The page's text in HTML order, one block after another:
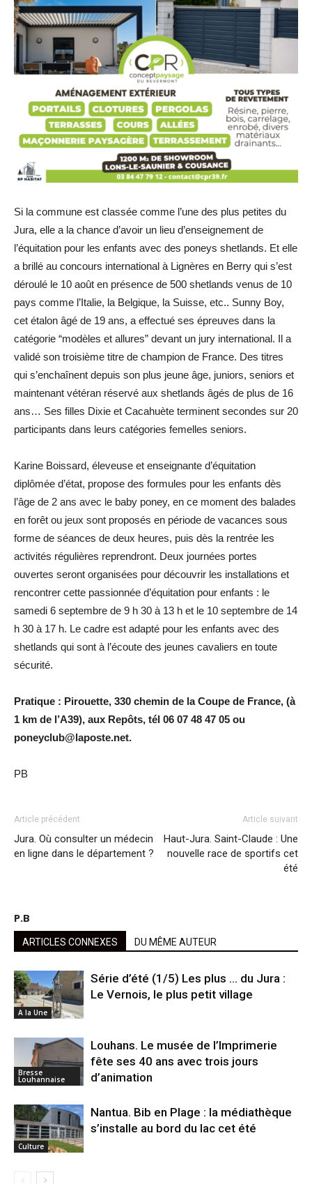
Si la commune est classée comme l’une des plus petites du
Jura, elle a la chance d’avoir un lieu d’enseignement de
l’équitation pour les enfants avec des poneys shetlands. Et elle
a brillé au concours international à Lignères en Berry qui s’est
déroulé le 10 août en présence de 500 shetlands venus de 10
pays comme l’Italie, la Belgique, la Suisse, etc.. Sunny Boy,
cet étalon âgé de 19 ans, a effectué ses épreuves dans la
catégorie “modèles et allures” devant un jury international. Il a
validé son troisième titre de champion de France. Des titres
qui s’enchaînent depuis son plus jeune âge, juniors, seniors et
maintenant vétéran réservé aux shetlands âgés de plus de 16
ans… Ses filles Dixie et Cacahuète terminent secondes sur 20
participants dans leurs catégories femelles seniors.
Karine Boissard, éleveuse et enseignante d’équitation
diplômée d’état, propose des formules pour les enfants dès
l’âge de 2 ans avec le baby poney, en ce moment des balades
en forêt ou jeux sont proposés en période de vacances sous
forme de séances de deux heures, puis dès la rentrée les
activités régulières reprendront. Deux journées portes
ouvertes seront organisées pour découvrir les installations et
rencontrer cette passionnée d’équitation pour enfants : le
samedi 6 septembre de 9 h 30 à 13 h et le 10 septembre de 14
h 30 à 17 h. Le cadre est adapté pour les enfants avec des
shetlands qui sont à l’écoute des jeunes cavaliers en toute
sécurité.
Pratique : Pirouette, 330 chemin de la Coupe de France, (à
1 km de l’A39), aux Repôts, tél 06 07 48 47 05 ou
poneyclub@laposte.net.
PB
Article précédent
Jura. Où consulter un médecin
en ligne dans le département ?
Article suivant
Haut-Jura. Saint-Claude : Une
nouvelle race de sportifs cet
été
P.B
ARTICLES CONNEXES DU MÊME AUTEUR
A la Une
Série d’été (1/5) Les plus … du Jura :
Le Vernois, le plus petit village
Bresse
Louhannaise
Louhans. Le musée de l’Imprimerie
fête ses 40 ans avec trois jours
d’animation
Culture
Nantua. Bib en Plage : la médiathèque
s’installe au bord du lac cet été